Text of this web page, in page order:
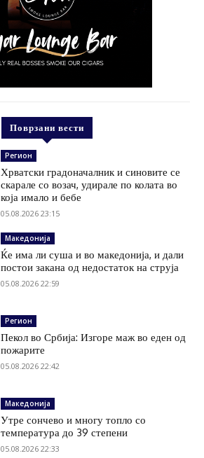
Поврзани вести
Регион
Хрватски градоначалник и синовите се
скарале со возач, удирале по колата во
која имало и бебе
05.08.2026 23:15
Македонија
Ќе има ли суша и во македонија, и дали
постои закана од недостаток на струја
05.08.2026 22:59
Регион
Пекол во Србија: Изгоре маж во еден од
пожарите
05.08.2026 22:42
Македонија
Утре сончево и многу топло со
температура до 39 степени
05.08.2026 22:33